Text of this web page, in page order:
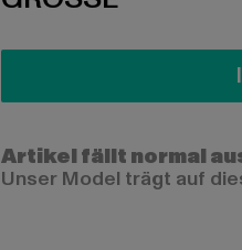
Artikel fällt normal
Unser Model trägt auf